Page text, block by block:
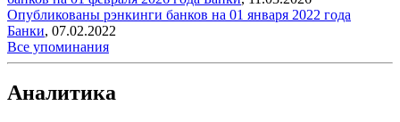
Опубликованы рэнкинги банков на 01 января 2022 года
Банки, 07.02.2022
Все упоминания
Аналитика